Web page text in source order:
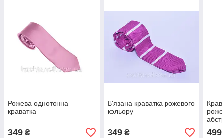
Рожева однотонна
краватка
349 ₴
В'язана краватка рожевого
кольору
349₴ 499